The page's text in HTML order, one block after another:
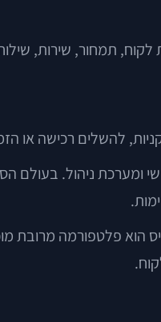
לקוח, תמחור, שירות,
להשלים רכישה או
ומערכת ניהול. בעולם
הוא פלטפורמה